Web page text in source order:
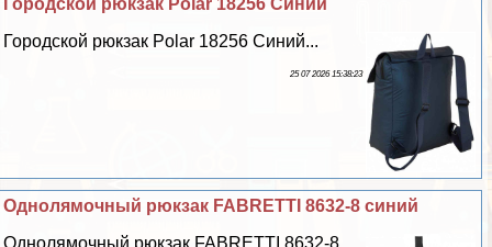
Городской рюкзак Polar 18256 Синий...
25 07 2026 15:38:23
Однолямочный рюкзак FABRETTI 8632-8 синий